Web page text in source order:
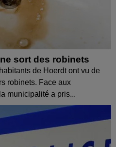
sort des robinets
de Hoerdt ont vu de
robinets. Face aux
municipalité a pris...